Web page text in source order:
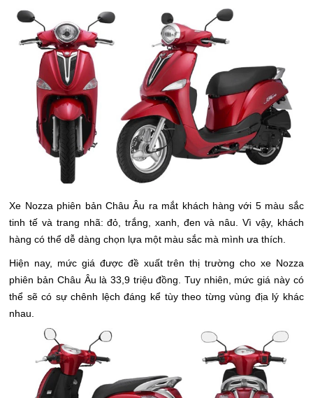
Xe Nozza phiên bản Châu Âu ra mắt khách hàng với 5 màu sắc
tinh tế và trang nhã: đỏ, trắng, xanh, đen và nâu. Vì vậy, khách
hàng có thể dễ dàng chọn lựa một màu sắc mà mình ưa thích.
Hiện nay, mức giá được đề xuất trên thị trường cho xe Nozza
phiên bản Châu Âu là 33,9 triệu đồng. Tuy nhiên, mức giá này có
thể sẽ có sự chênh lệch đáng kể tùy theo từng vùng địa lý khác
nhau.